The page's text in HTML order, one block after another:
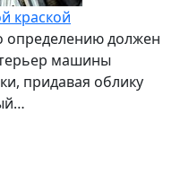
краской
определению должен
машины
придавая облику